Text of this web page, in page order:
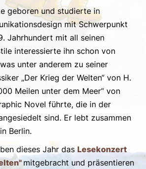
geboren und studierte in
mit Schwerpunkt
Jahrhundert mit all seinen
interessierte ihn schon von
unter anderem zu seiner
„Der Krieg der Welten“ von H.
Meilen unter dem Meer“ von
Novel führte, die in der
sind. Er lebt zusammen
Berlin.
dieses Jahr das Lesekonzert
mitgebracht und präsentieren